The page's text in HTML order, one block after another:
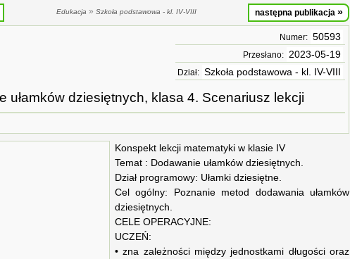
Edukacja » Szkoła podstawowa - kl. IV-VIII następna publikacja »
Numer: 50593
Przesłano: 2023-05-19
Dział: Szkoła podstawowa - kl. IV-VIII
ułamków dziesiętnych, klasa 4. Scenariusz lekcji
Konspekt lekcji matematyki w klasie IV
Temat : Dodawanie ułamków dziesiętnych.
Dział programowy: Ułamki dziesiętne.
Cel ogólny: Poznanie metod dodawania ułamków
dziesiętnych.
CELE OPERACYJNE:
UCZEŃ:
• zna zależności między jednostkami długości oraz